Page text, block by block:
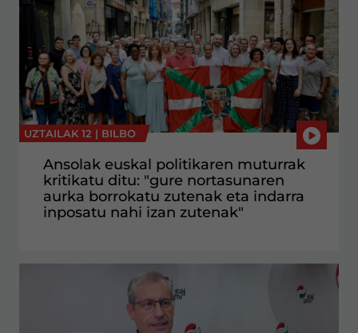
UZTAILAK 12 | BILBO
Ansolak euskal politikaren muturrak
kritikatu ditu: "gure nortasunaren
aurka borrokatu zutenak eta indarra
inposatu nahi izan zutenak"